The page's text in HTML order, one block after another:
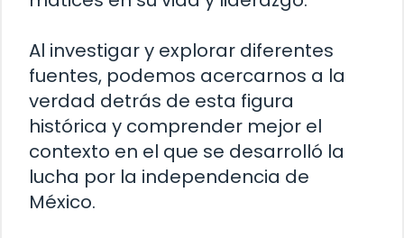
Al investigar y explorar diferentes
fuentes, podemos acercarnos a la
verdad detrás de esta figura
histórica y comprender mejor el
contexto en el que se desarrolló la
lucha por la independencia de
México.